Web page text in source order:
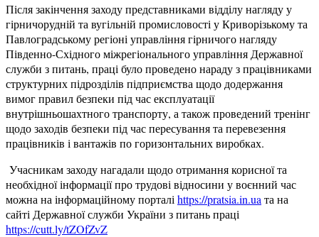
Після закінчення заходу представниками відділу нагляду у
гірничорудній та вугільній промисловості у Криворізькому та
Павлоградському регіоні управління гірничого нагляду
Південно-Східного міжрегіонального управління Державної
служби з питань, праці було проведено нараду з працівниками
структурних підрозділів підприємства щодо додержання
вимог правил безпеки під час експлуатації
внутрішньошахтного транспорту, а також проведений тренінг
щодо заходів безпеки під час пересування та перевезення
працівників і вантажів по горизонтальних виробках.
Учасникам заходу нагадали щодо отримання корисної та
необхідної інформації про трудові відносини у воєнний час
можна на інформаційному порталі https://pratsia.in.ua та на
сайті Державної служби України з питань праці
https://cutt.ly/tZOfZvZ